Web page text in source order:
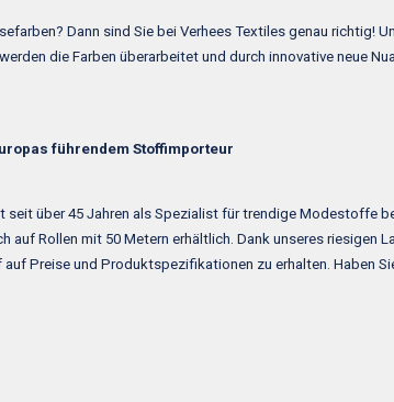
Dann sind Sie bei Verhees Textiles genau richtig!
die Farben überarbeitet und durch innovative neue
führendem Stoffimporteur
seit über 45 Jahren als Spezialist für trendige Modestoffe
auf Rollen mit 50 Metern erhältlich. Dank unseres riesigen
Preise und Produktspezifikationen zu erhalten. Haben